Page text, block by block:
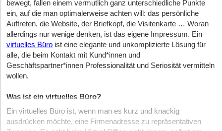
bewegt, fallen einem vermutlich ganz unterschiedliche Punkte
ein, auf die man optimalerweise achten will: das persönliche
Auftreten, die Website, der Briefkopf, die Visitenkarte … Woran
allerdings nur wenige denken, ist das eigene Impressum. Ein
virtuelles Büro ist eine elegante und unkomplizierte Lösung für
alle, die beim Kontakt mit Kund*innen und
Geschäftspartner*innen Professionalität und Seriosität vermitteln
wollen.
Was ist ein virtuelles Büro?
Ein virtuelles Büro ist, wenn man es kurz und knackig
ausdrücken möchte, eine Firmenadresse zu repräsentativen